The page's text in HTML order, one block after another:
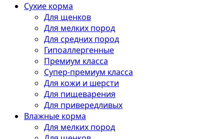
Сухие корма
Для щенков
Для мелких пород
Для средних пород
Гипоаллергенные
Премиум класса
Супер-премиум класса
Для кожи и шерсти
Для пищеварения
Для привередливых
Влажные корма
Для мелких пород